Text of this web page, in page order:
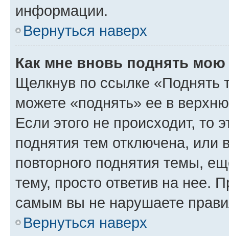
информации.
Вернуться наверх
Как мне вновь поднять мою
Щелкнув по ссылке «Поднять
можете «поднять» ее в
Если этого не происходит, то
поднятия тем отключена, или
повторного поднятия темы,
тему, просто ответив на нее.
самым вы не нарушаете
Вернуться наверх